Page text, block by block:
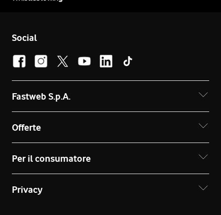
Social
Fastweb S.p.A.
Offerte
Per il consumatore
Privacy